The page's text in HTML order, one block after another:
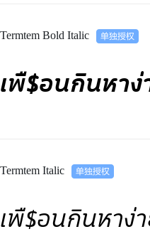
Termtem Bold Italic
เพื$อนกินหา
Termtem Italic
เพื$อนกินหาง่